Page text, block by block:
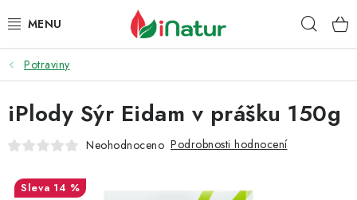
na
POTRAVINY
OŘECHY A SUŠENÉ PLODY
SNACKY
NÁPOJE
Potraviny
iPlody Sýr Eidam v prášku 150g
Neohodnoceno Podrobnosti hodnocení
14 %